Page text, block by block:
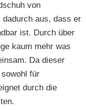
von
aus, dass er
ist. Durch über
kaum mehr was
Da dieser
für
durch die